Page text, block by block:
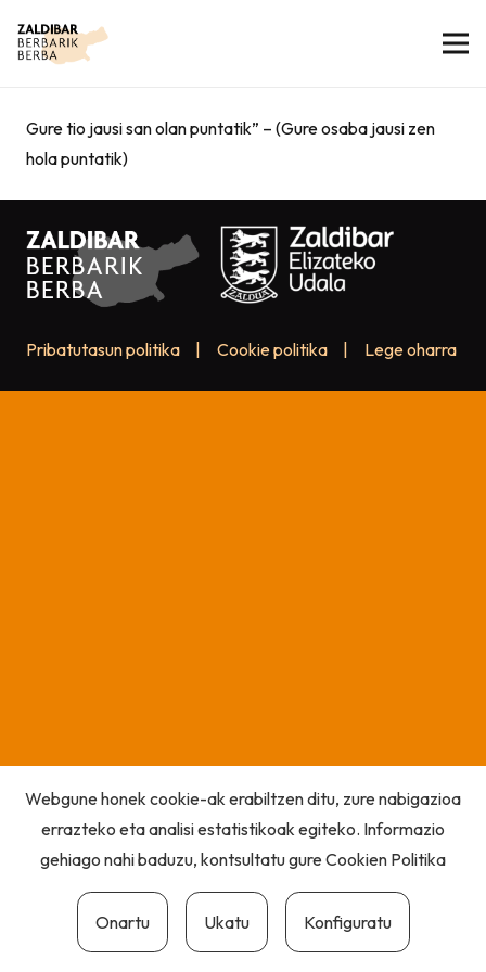
Gure tio jausi san olan puntatik” – (Gure osaba jausi zen
hola puntatik)
Pribatutasun politika Cookie politika Lege oharra
Webgune honek cookie-ak erabiltzen ditu, zure nabigazioa
errazteko eta analisi estatistikoak egiteko. Informazio
gehiago nahi baduzu, kontsultatu gureCookien Politika
Onartu Ukatu Konfiguratu